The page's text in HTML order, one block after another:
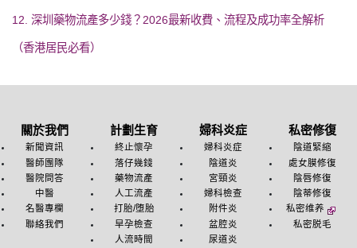
12. 深圳藥物流產多少錢？2026最新收費、流程及成功率全解析
（香港居民必看）
關於我們
新聞資訊
醫師團隊
醫院問答
中醫
名醫專欄
聯絡我們
計劃生育
終止懷孕
落仔幾錢
藥物流產
人工流產
打胎/堕胎
早孕檢查
人流時間
婦科炎症
婦科炎症
陰道炎
宮頸炎
婦科檢查
附件炎
盆腔炎
尿道炎
私密修復
陰道緊縮
處女膜修復
陰唇修復
陰蒂修復
私密维养
私密脱毛